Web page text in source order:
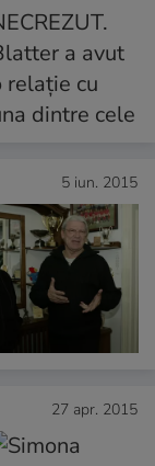
5 iun. 2015
27 apr. 2015